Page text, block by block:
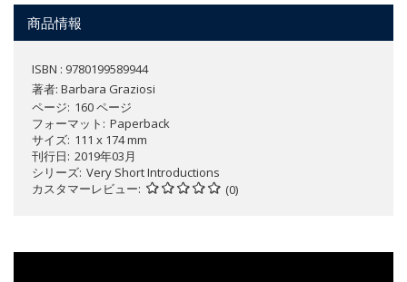
商品情報
ISBN : 9780199589944
著者: Barbara Graziosi
ページ 160 ページ
フォーマット
Paperback
サイズ 111 x 174 mm
刊行日 2019年03月
シリーズ Very Short Introductions
カスタマーレビュー
(0)